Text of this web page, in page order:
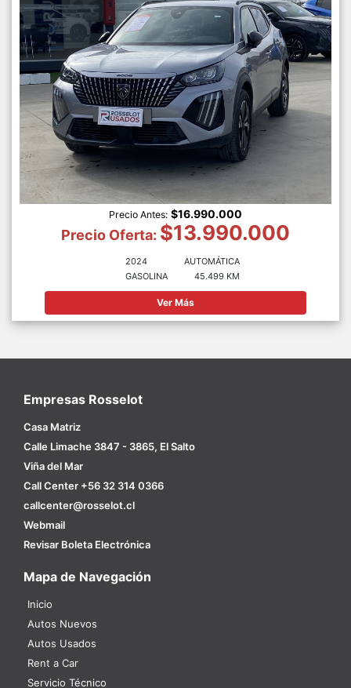
Precio Antes: $16.990.000
Precio Oferta: $13.990.000
2024
GASOLINA
AUTOMÁTICA
45.499 KM
Ver Más
Empresas Rosselot
Casa Matriz
Calle Limache 3847 - 3865, El Salto
Viña del Mar
Call Center +56 32 314 0366
callcenter@rosselot.cl
Webmail
Revisar Boleta Electrónica
Mapa de Navegación
Inicio
Autos Nuevos
Autos Usados
Rent a Car
Servicio Técnico